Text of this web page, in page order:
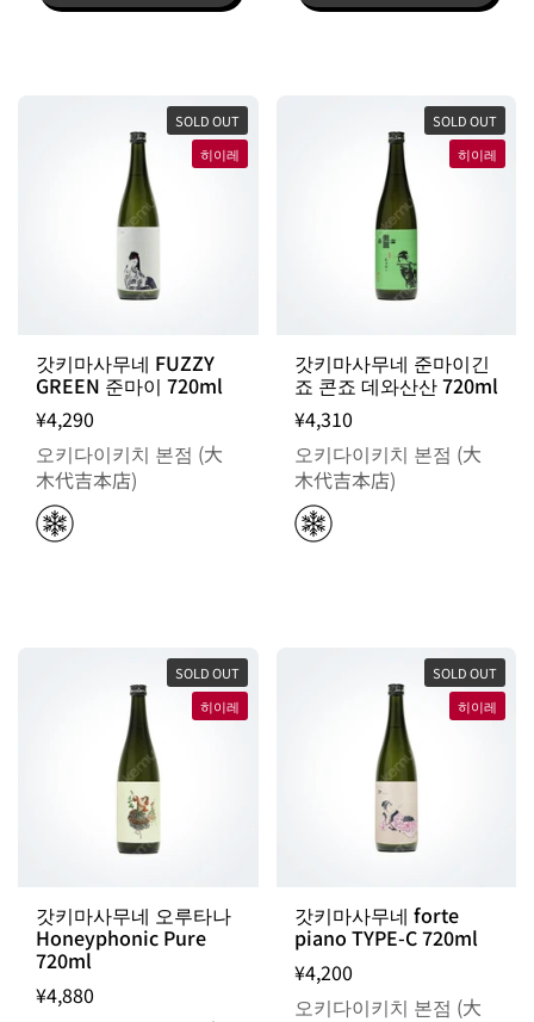
갓키마사무네 FUZZY
GREEN 준마이 720ml
¥4,290
오키다이키치 본점 (大
木代吉本店)
SOLD OUT
히이레
갓키마사무네 준마이긴
죠 콘죠 데와산산 720ml
¥4,310
오키다이키치 본점 (大
木代吉本店)
SOLD OUT
히이레
갓키마사무네 오루타나
Honeyphonic Pure
720ml
¥4,880
SOLD OUT
히이레
갓키마사무네 forte
piano TYPE-C 720ml
¥4,200
오키다이키치 본점 (大
SOLD OUT
히이레